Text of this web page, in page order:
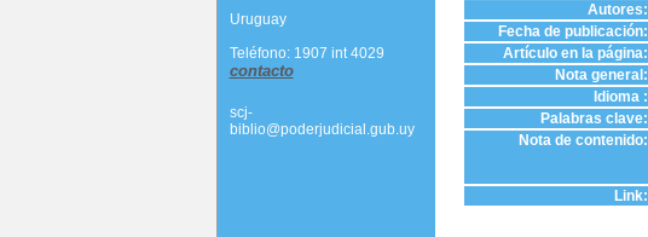
Autores:
Fecha de publicación:
Artículo en la página:
Nota general:
Idioma :
Palabras clave:
Nota de contenido:
Link:
Uruguay
Teléfono: 1907 int 4029
contacto
scj-
biblio@poderjudicial.gub.uy